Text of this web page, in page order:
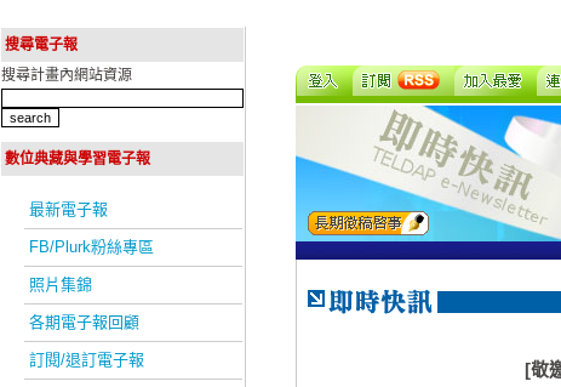
搜尋電子報
搜尋計畫內網站資源
數位典藏與學習電子報
最新電子報
FB/Plurk粉絲專區
照片集錦
各期電子報回顧
訂閱/退訂電子報 [敬